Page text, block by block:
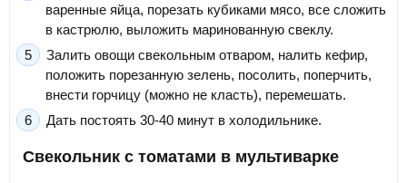
варенные яйца, порезать кубиками мясо, все сложить
в кастрюлю, выложить маринованную свеклу.
Залить овощи свекольным отваром, налить кефир,
положить порезанную зелень, посолить, поперчить,
внести горчицу (можно не класть), перемешать.
Дать постоять 30-40 минут в холодильнике.
Свекольник с томатами в мультиварке